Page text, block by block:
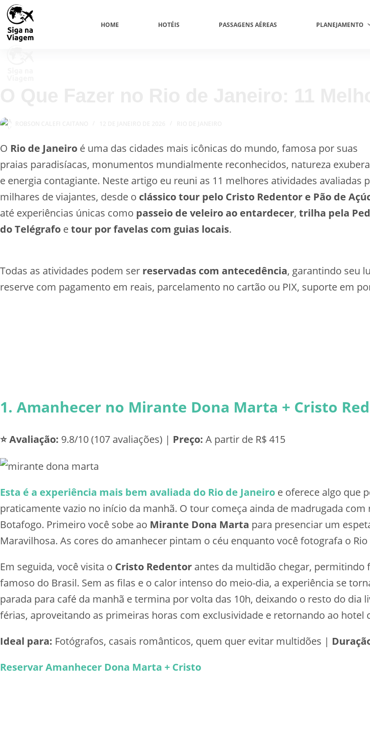
HOME HOTÉIS PASSAGENS AÉREAS PLANEJAMENTO
O Rio de Janeiro é uma das cidades mais icônicas do mundo, famosa por suas
praias paradisíacas, monumentos mundialmente reconhecidos, natureza
e energia contagiante. Neste artigo eu reuni as 11 melhores atividades avaliadas
milhares de viajantes, desde o clássico tour pelo Cristo Redentor e Pão de
até experiências únicas como passeio de veleiro ao entardecer, trilha pela
do Telégrafo etour por favelas com guias locais.
Todas as atividades podem ser reservadas com antecedência, garantindo seu
reserve com pagamento em reais, parcelamento no cartão ou PIX, suporte em
1. Amanhecer no Mirante Dona Marta + Cristo
⭐ Avaliação: 9.8/10 (107 avaliações) | Preço: A partir de R$ 415
Esta é a experiência mais bem avaliada do Rio de Janeiro e oferece algo que
praticamente vazio no início da manhã. O tour começa ainda de madrugada
Botafogo. Primeiro você sobe ao Mirante Dona Marta para presenciar um
Maravilhosa. As cores do amanhecer pintam o céu enquanto você fotografa o
Em seguida, você visita o Cristo Redentor antes da multidão chegar,
famoso do Brasil. Sem as filas e o calor intenso do meio-dia, a experiência se
parada para café da manhã e termina por volta das 10h, deixando o resto do
férias, aproveitando as primeiras horas com exclusividade e retornando ao hotel
Ideal para: Fotógrafos, casais românticos, quem quer evitar multidões |
Reservar Amanhecer Dona Marta + Cristo